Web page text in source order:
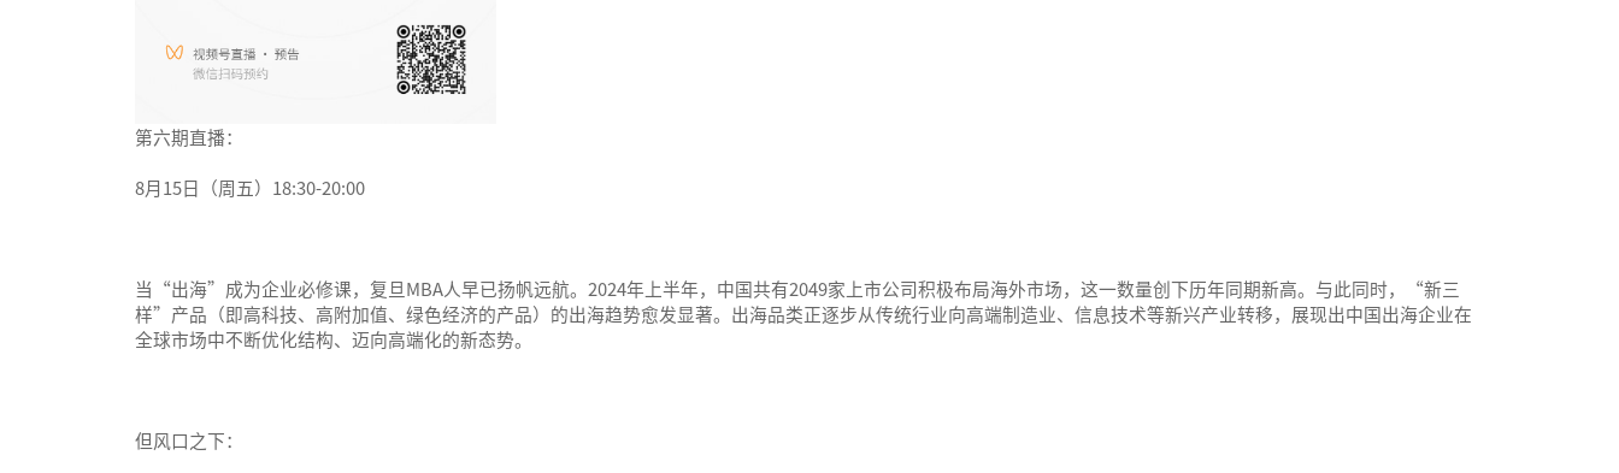
第六期直播：
8月15日（周五）18:30-20:00
当“出海”成为企业必修课，复旦MBA人早已扬帆远航。2024年上半年，中国共有2049家上市公司积极布局海外市场，这一数量创下历年同期新高。与此同时，“新三
样”产品（即高科技、高附加值、绿色经济的产品）的出海趋势愈发显著。出海品类正逐步从传统行业向高端制造业、信息技术等新兴产业转移，展现出中国出海企业在
全球市场中不断优化结构、迈向高端化的新态势。
但风口之下：